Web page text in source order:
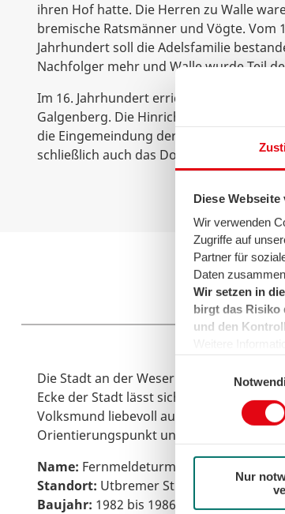
Diese
Wir verwenden
Zugriffe auf
Partner für
Daten
Wir setzen in
birgt das Risiko
und den
der Cookies auf
Nur
ihren Hof hatte. Die Herren zu Walle
bremische Ratsmänner und Vögte. Vom
Jahrhundert soll die Adelsfamilie
Nachfolger mehr und Walle wurde Teil
Im 16. Jahrhundert errichtete Bremen in
Galgenberg. Die Hinrichtungsstätte
die Eingemeindung der Utbremer
schließlich auch das Dorf Walle
Die Stadt an der Weser hat keine richtige
Ecke der Stadt lässt sich der große
Volksmund liebevoll auch „Waller
Orientierungspunkt und prägt den
Name: Fernmeldeturm Bremen
Standort: Utbremer Straße
Baujahr: 1982 bis 1986